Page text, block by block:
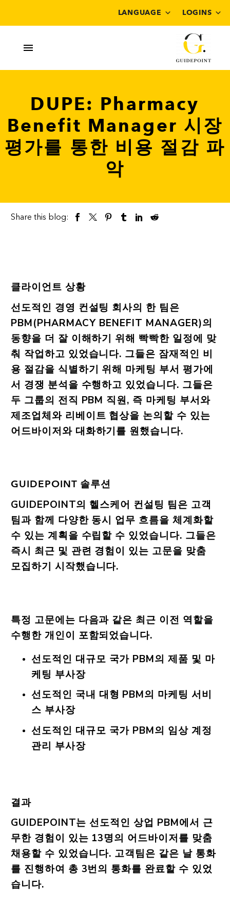
LANGUAGE LOGINS
DUPE: Pharmacy
Benefit Manager 시장
평가를 통한 비용 절감 파
악
Share this blog:
클라이언트 상황
선도적인 경영 컨설팅 회사의 한 팀은
PBM(PHARMACY BENEFIT MANAGER)의
동향을 더 잘 이해하기 위해 빡빡한 일정에 맞
춰 작업하고 있었습니다. 그들은 잠재적인 비
용 절감을 식별하기 위해 마케팅 부서 평가에
서 경쟁 분석을 수행하고 있었습니다. 그들은
두 그룹의 전직 PBM 직원, 즉 마케팅 부서와
제조업체와 리베이트 협상을 논의할 수 있는
어드바이저와 대화하기를 원했습니다.
GUIDEPOINT 솔루션
GUIDEPOINT의 헬스케어 컨설팅 팀은 고객
팀과 함께 다양한 동시 업무 흐름을 체계화할
수 있는 계획을 수립할 수 있었습니다. 그들은
즉시 최근 및 관련 경험이 있는 고문을 맞춤
모집하기 시작했습니다.
특정 고문에는 다음과 같은 최근 이전 역할을
수행한 개인이 포함되었습니다.
선도적인 대규모 국가 PBM의 제품 및 마
케팅 부사장
선도적인 국내 대형 PBM의 마케팅 서비
스 부사장
선도적인 대규모 국가 PBM의 임상 계정
관리 부사장
결과
GUIDEPOINT는 선도적인 상업 PBM에서 근
무한 경험이 있는 13명의 어드바이저를 맞춤
채용할 수 있었습니다. 고객팀은 같은 날 통화
를 진행하여 총 3번의 통화를 완료할 수 있었
습니다.